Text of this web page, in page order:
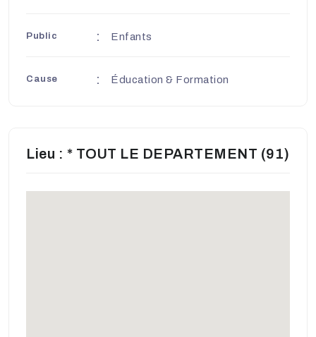
Public Enfants
Cause Éducation & Formation
Lieu : * TOUT LE DEPARTEMENT (91)